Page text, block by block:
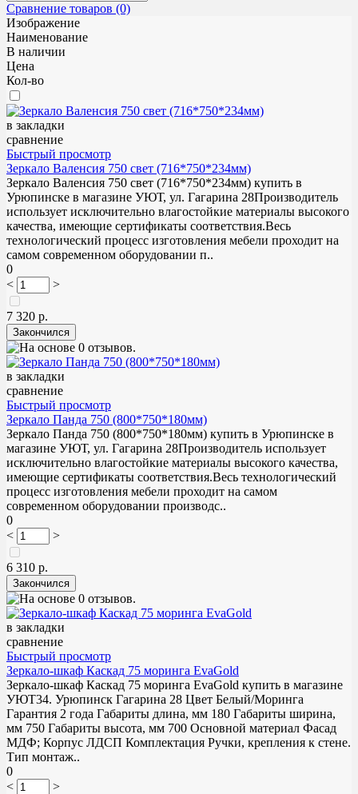
Сравнение товаров (0)
Изображение
Наименование
В наличии
Цена
Кол-во
в закладки
сравнение
Быстрый просмотр
Зеркало Валенсия 750 свет (716*750*234мм)
Зеркало Валенсия 750 свет (716*750*234мм) купить в
Урюпинске в магазине УЮТ, ул. Гагарина 28Производитель
использует исключительно влагостойкие материалы высокого
качества, имеющие сертификаты соответствия.Весь
технологический процесс изготовления мебели проходит на
самом современном оборудовании п..
0
<
>
7 320 р.
в закладки
сравнение
Быстрый просмотр
Зеркало Панда 750 (800*750*180мм)
Зеркало Панда 750 (800*750*180мм) купить в Урюпинске в
магазине УЮТ, ул. Гагарина 28Производитель использует
исключительно влагостойкие материалы высокого качества,
имеющие сертификаты соответствия.Весь технологический
процесс изготовления мебели проходит на самом
современном оборудовании производс..
0
<
>
6 310 р.
в закладки
сравнение
Быстрый просмотр
Зеркало-шкаф Каскад 75 моринга EvaGold
Зеркало-шкаф Каскад 75 моринга EvaGold купить в магазине
УЮТ34. Урюпинск Гагарина 28 Цвет Белый/Моринга
Гарантия 2 года Габариты длина, мм 180 Габариты ширина,
мм 750 Габариты высота, мм 700 Основной материал Фасад
МДФ; Корпус ЛДСП Комплектация Ручки, крепления к стене.
Тип монтаж..
0
<
>